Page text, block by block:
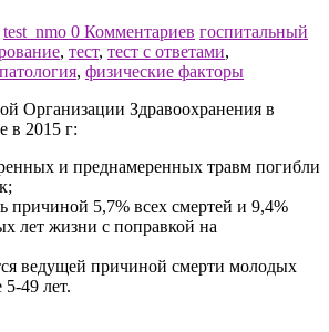
test_nmo 0 Комментариев госпитальный
, тест, тест с ответами,
, физические факторы
Организации Здравоохранения в
в 2015 г:
и преднамеренных травм погибли
причиной 5,7% всех смертей и 9,4%
лет жизни с поправкой на
ведущей причиной смерти молодых
5-49 лет.